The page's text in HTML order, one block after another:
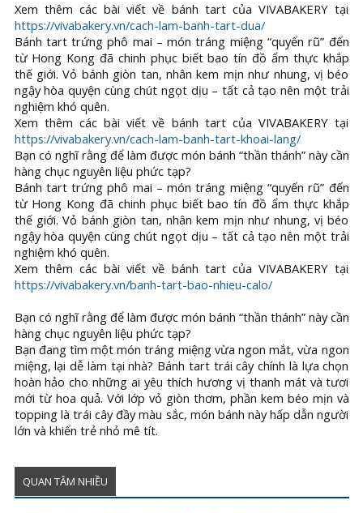
Xem thêm các bài viết về bánh tart của VIVABAKERY tại
https://vivabakery.vn/cach-lam-banh-tart-dua/
Bánh tart trứng phô mai – món tráng miệng “quyến rũ” đến
từ Hong Kong đã chinh phục biết bao tín đồ ẩm thực khắp
thế giới. Vỏ bánh giòn tan, nhân kem mịn như nhung, vị béo
ngậy hòa quyện cùng chút ngọt dịu – tất cả tạo nên một trải
nghiệm khó quên.
Xem thêm các bài viết về bánh tart của VIVABAKERY tại
https://vivabakery.vn/cach-lam-banh-tart-khoai-lang/
Bạn có nghĩ rằng để làm được món bánh “thần thánh” này cần
hàng chục nguyên liệu phức tạp?
Bánh tart trứng phô mai – món tráng miệng “quyến rũ” đến
từ Hong Kong đã chinh phục biết bao tín đồ ẩm thực khắp
thế giới. Vỏ bánh giòn tan, nhân kem mịn như nhung, vị béo
ngậy hòa quyện cùng chút ngọt dịu – tất cả tạo nên một trải
nghiệm khó quên.
Xem thêm các bài viết về bánh tart của VIVABAKERY tại
https://vivabakery.vn/banh-tart-bao-nhieu-calo/
Bạn có nghĩ rằng để làm được món bánh “thần thánh” này cần
hàng chục nguyên liệu phức tạp?
Bạn đang tìm một món tráng miệng vừa ngon mắt, vừa ngon
miệng, lại dễ làm tại nhà? Bánh tart trái cây chính là lựa chọn
hoàn hảo cho những ai yêu thích hương vị thanh mát và tươi
mới từ hoa quả. Với lớp vỏ giòn thơm, phần kem béo mịn và
topping là trái cây đầy màu sắc, món bánh này hấp dẫn người
lớn và khiến trẻ nhỏ mê tít.
QUAN TÂM NHIỀU